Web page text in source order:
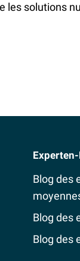
les solutions
Blog des
Blog des
Blog des